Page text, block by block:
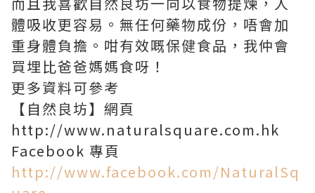
體吸收更容易。無任何藥物成份，唔會加
重身體負擔。咁有效嘅保健食品，我仲會
買埋比爸爸媽媽食呀！
更多資料可參考
【自然良坊】網頁
http://www.naturalsquare.com.hk
Facebook 專頁
http://www.facebook.com/NaturalSq